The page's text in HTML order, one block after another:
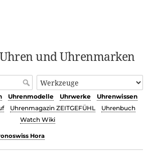
und Uhrenmarken
Uhrenmodelle Uhrwerke
Uhrenwissen
Uhrenmagazin ZEITGEFÜHL
Uhrenbuch
Watch Wiki
Hora